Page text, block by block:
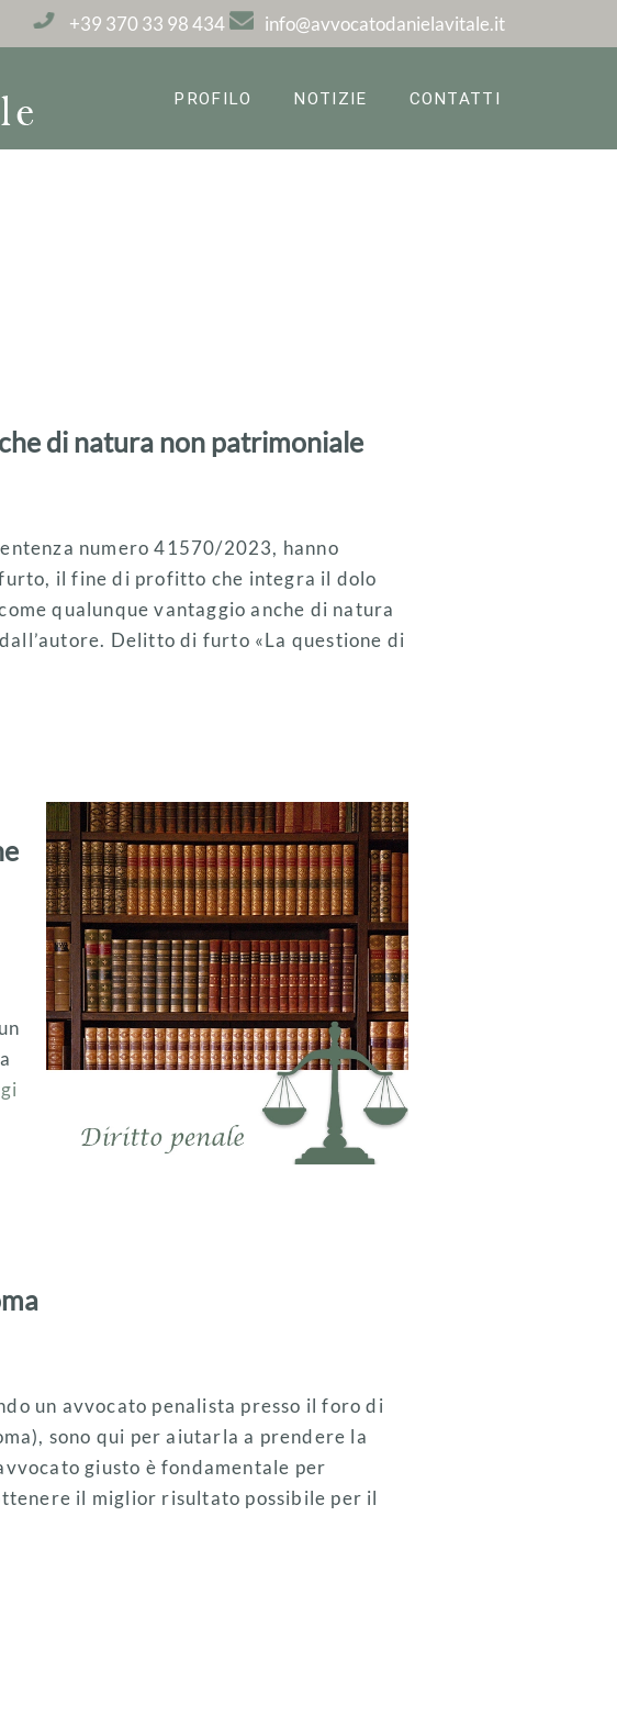
+39 370 33 98 434 info@avvocatodanielavitale.it
PROFILO NOTIZIE CONTATTI
di natura non patrimoniale
numero 41570/2023, hanno
il fine di profitto che integra il dolo
qualunque vantaggio anche di natura
Delitto di furto «La questione di
un avvocato penalista presso il foro di
sono qui per aiutarla a prendere la
giusto è fondamentale per
il miglior risultato possibile per il